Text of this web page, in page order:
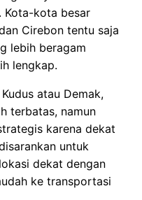
Kota-kota besar
Cirebon tentu saja
lebih beragam
lengkap.
atau Demak,
terbatas, namun
karena dekat
untuk
dekat dengan
ke transportasi